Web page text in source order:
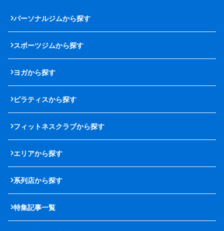
パーソナルジムから探す
スポーツジムから探す
ヨガから探す
ピラティスから探す
フィットネスクラブから探す
エリアから探す
系列店から探す
特集記事一覧